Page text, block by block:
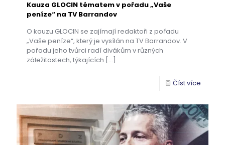
Kauza GLOCIN tématem v pořadu „Vaše
peníze“ na TV Barrandov
O kauzu GLOCIN se zajímají redaktoři z pořadu
„Vaše peníze“, který je vysílán na TV Barrandov. V
pořadu jeho tvůrci radí divákům v různých
záležitostech, týkajících […]
Číst více